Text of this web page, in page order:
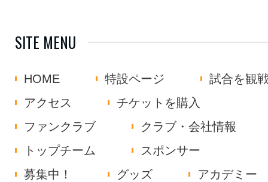
SITE MENU
HOME 特設ページ
試合を観
アクセス
チケットを購入
ファンクラブ
クラブ・会社情報
トップチーム
スポンサー
募集中！
グッズ
アカデミー